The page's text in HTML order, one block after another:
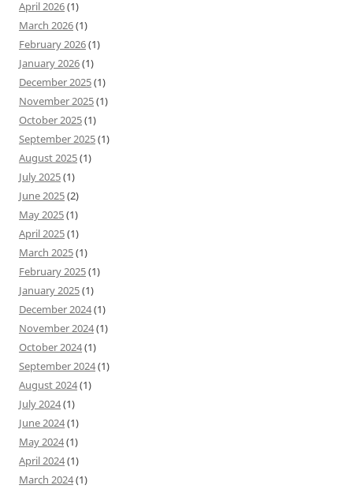
April 2026(1)
March 2026(1)
February 2026(1)
January 2026(1)
December 2025(1)
November 2025(1)
October 2025(1)
September 2025(1)
August 2025(1)
July 2025(1)
June 2025(2)
May 2025(1)
April 2025(1)
March 2025(1)
February 2025(1)
January 2025(1)
December 2024(1)
November 2024(1)
October 2024(1)
September 2024(1)
August 2024(1)
July 2024(1)
June 2024(1)
May 2024(1)
April 2024(1)
March 2024(1)